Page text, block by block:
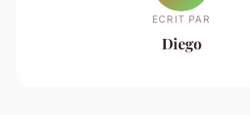
ECRIT PAR
Diego